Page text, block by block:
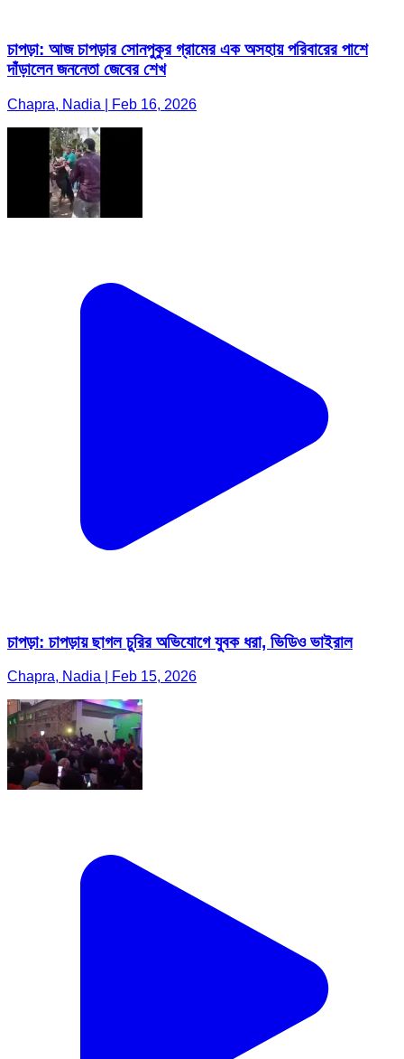
চাপড়া: আজ চাপড়ার সোনপুকুর গ্রামের এক অসহায় পরিবারের পাশে
দাঁড়ালেন জননেতা জেবের শেখ
Chapra, Nadia | Feb 16, 2026
চাপড়া: চাপড়ায় ছাগল চুরির অভিযোগে যুবক ধরা, ভিডিও ভাইরাল
Chapra, Nadia | Feb 15, 2026